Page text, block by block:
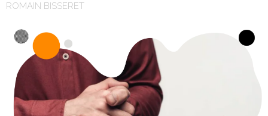
ROMAIN BISSERET